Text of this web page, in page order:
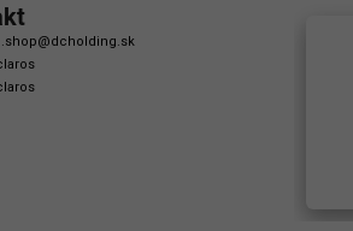
@dcholding.sk